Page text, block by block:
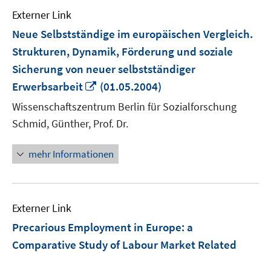
Externer Link
Neue Selbstständige im europäischen Vergleich.
Strukturen, Dynamik, Förderung und soziale
Sicherung von neuer selbstständiger
Erwerbsarbeit
In
Fenster
öffnen
(01.05.2004)
Wissenschaftszentrum Berlin für Sozialforschung
Schmid, Günther, Prof. Dr.
mehr Informationen
Externer Link
Precarious Employment in Europe: a
Comparative Study of Labour Market Related